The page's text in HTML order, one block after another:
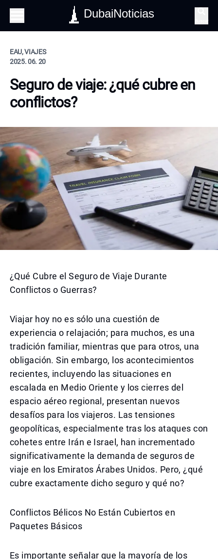
DubaiNoticias
EAU, VIAJES
2025. 06. 20
Seguro de viaje: ¿qué cubre en
conflictos?
¿Qué Cubre el Seguro de Viaje Durante
Conflictos o Guerras?
Viajar hoy no es sólo una cuestión de
experiencia o relajación; para muchos, es una
tradición familiar, mientras que para otros, una
obligación. Sin embargo, los acontecimientos
recientes, incluyendo las situaciones en
escalada en Medio Oriente y los cierres del
espacio aéreo regional, presentan nuevos
desafíos para los viajeros. Las tensiones
geopolíticas, especialmente tras los ataques con
cohetes entre Irán e Israel, han incrementado
significativamente la demanda de seguros de
viaje en los Emiratos Árabes Unidos. Pero, ¿qué
cubre exactamente dicho seguro y qué no?
Conflictos Bélicos No Están Cubiertos en
Paquetes Básicos
Es importante señalar que la mayoría de los